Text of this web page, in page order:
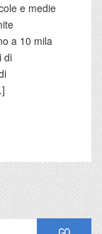
e medie
a 10 mila
di